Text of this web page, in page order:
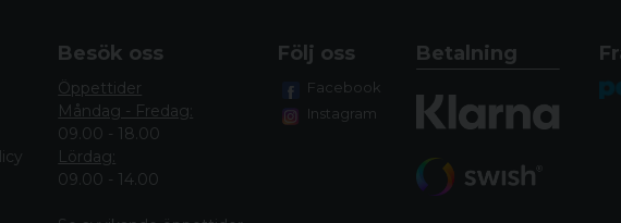
Tydliga indikatorer
Besök oss
Öppettider
Måndag - Fredag:
09.00 - 18.00
Lördag:
09.00 - 14.00
Följ oss
Facebook
Instagram
Betalning